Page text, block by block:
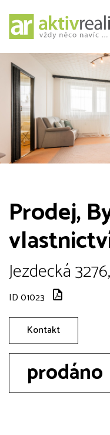
Prodej,
Jezdecká
ID 01023
Kontakt
prodáno